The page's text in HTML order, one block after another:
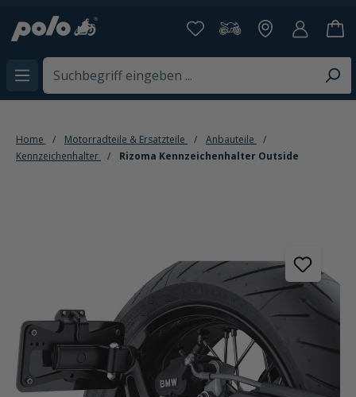
springen
Home Motorradteile & Ersatzteile
Anbauteile
Kennzeichenhalter
Rizoma Kennzeichenhalter Outside